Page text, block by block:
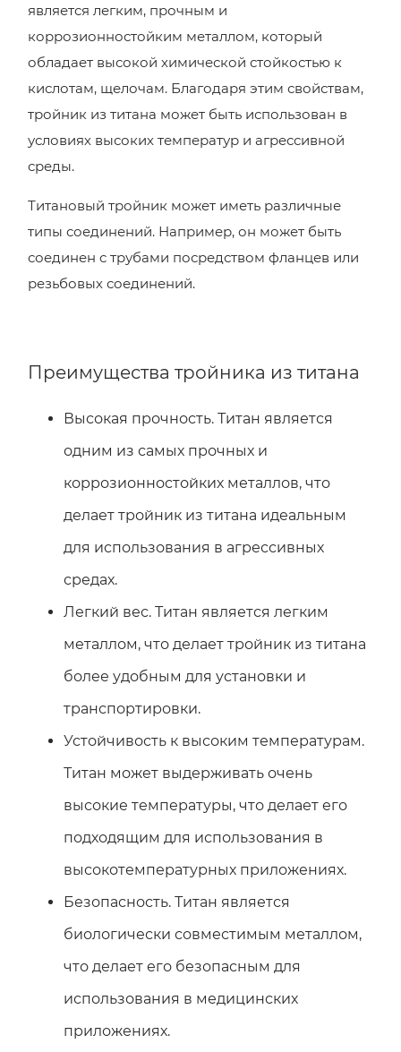
является легким, прочным и
коррозионностойким металлом, который
обладает высокой химической стойкостью к
кислотам, щелочам. Благодаря этим свойствам,
тройник из титана может быть использован в
условиях высоких температур и агрессивной
среды.
Титановый тройник может иметь различные
типы соединений. Например, он может быть
соединен с трубами посредством фланцев или
резьбовых соединений.
Преимущества тройника из титана
Высокая прочность. Титан является
одним из самых прочных и
коррозионностойких металлов, что
делает тройник из титана идеальным
для использования в агрессивных
средах.
Легкий вес. Титан является легким
металлом, что делает тройник из титана
более удобным для установки и
транспортировки.
Устойчивость к высоким температурам.
Титан может выдерживать очень
высокие температуры, что делает его
подходящим для использования в
высокотемпературных приложениях.
Безопасность. Титан является
биологически совместимым металлом,
что делает его безопасным для
использования в медицинских
приложениях.